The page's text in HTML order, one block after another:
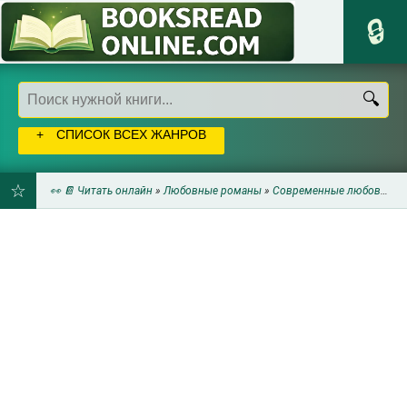
СПИСОК ВСЕХ ЖАНРОВ
👀 📔 Читать онлайн »Любовные романы » Современные любовные романы